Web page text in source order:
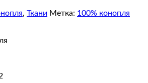
, Ткани Метка: 100% конопля